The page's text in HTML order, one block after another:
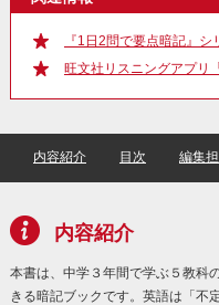
『1日2問で要点暗記』シ
旺文社リスニングアプリ
内容紹介 目次 編集
内容紹介
本書は、中学３年間で学ぶ５教科
きる暗記ブックです。英語は「不